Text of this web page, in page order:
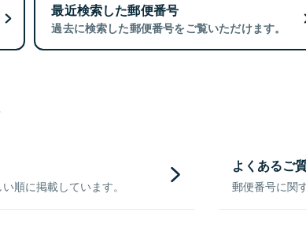
最近検索した郵便番号
過去に検索した郵便番号をご覧いただけます。
順に掲載しています。
よくあるご
郵便番号に関